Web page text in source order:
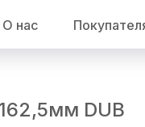
О нас
DUB